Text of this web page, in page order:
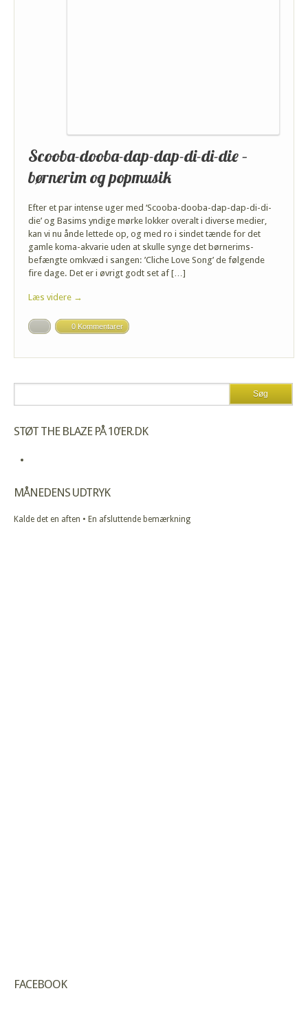
Scooba-dooba-dap-dap-di-di-die –
børnerim og popmusik
Efter et par intense uger med ‘Scooba-dooba-dap-dap-di-di-
die’ og Basims yndige mørke lokker overalt i diverse medier,
kan vi nu ånde lettede op, og med ro i sindet tænde for det
gamle koma-akvarie uden at skulle synge det børnerims-
befængte omkvæd i sangen: ’Cliche Love Song’ de følgende
fire dage. Det er i øvrigt godt set af […]
Læs videre →
0 Kommentarer
STØT THE BLAZE PÅ 10’ER.DK
MÅNEDENS UDTRYK
Kalde det en aften • En afsluttende bemærkning
FACEBOOK